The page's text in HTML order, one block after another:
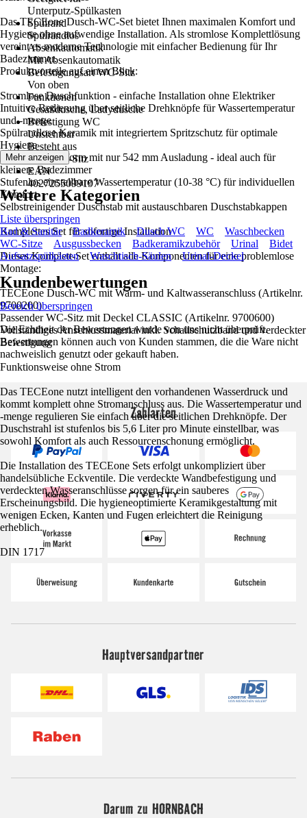
Unterputz-Spülkasten
Spülrand
Spülrandlos
Absenkautomatik
Mit Absenkautomatik
Befestigungsart WC-Sitz
Von oben
Funktionen
Gesäßdusche, Ladydusche
Befestigung WC
Unsichtbar
Besteht aus
WC, WC-Sitz
EAN
4027255099197
Das TECEone Dusch-WC-Set bietet Ihnen maximalen Komfort und
Hygiene ohne aufwendige Installation. Als stromlose Komplettlösung
vereint es moderne Technologie mit einfacher Bedienung für Ihr
Badezimmer.
Produktvorteile auf einen Blick:
Stromlose Duschfunktion - einfache Installation ohne Elektriker
Intuitive Bedienung über seitliche Drehknöpfe für Wassertemperatur
und -menge
Spülrandlose Keramik mit integriertem Spritzschutz für optimale
Hygiene
Kompakte Bauform mit nur 542 mm Ausladung - ideal auch für
kleinere Badezimmer
Stufenlos einstellbare Wassertemperatur (10-38 °C) für individuellen
Komfort
Selbstreinigender Duschstab mit austauschbaren Duschstabkappen
Komplettes Set für sofortige Installation
Dieses Komplett-Set enthält alle Komponenten für eine problemlose
Montage:
TECEone Dusch-WC mit Warm- und Kaltwasseranschluss (Artikelnr.
9700200)
Passender WC-Sitz mit Deckel CLASSIC (Artikelnr. 9700600)
Vollständiges Anschlussmaterial inkl. Schallschutzband und verdeckter
Befestigung
Funktionsweise ohne Strom
Das TECEone nutzt intelligent den vorhandenen Wasserdruck und
kommt komplett ohne Stromanschluss aus. Die Wassertemperatur und
-menge regulieren Sie einfach über die seitlichen Drehknöpfe. Der
Duschstrahl ist stufenlos bis 5,6 Liter pro Minute einstellbar, was
sowohl Komfort als auch Ressourcenschonung ermöglicht.
Die Installation des TECEone Sets erfolgt unkompliziert über
handelsübliche Eckventile. Die verdeckte Wandbefestigung und
verdeckten Wasseranschlüsse sorgen für ein sauberes
Erscheinungsbild. Die hygieneoptimierte Keramikgestaltung mit
wenigen Ecken, Kanten und Fugen erleichtert die Reinigung
erheblich.
DIN 1717
Mehr anzeigen
Weitere Kategorien
Liste überspringen
Bad & Sanitär
Badkeramik Dusch WC WC
Waschbecken
WC-Sitze
Ausgussbecken Badkeramikzubehör Urinal
Bidet
Aufsatzspülkästen
Waschtisch-Säulen Urinal-Deckel
Kundenbewertungen
Bereich überspringen
Die Echtheit der Bewertungen wurde von uns nicht überprüft.
Bewertungen können auch von Kunden stammen, die die Ware nicht
nachweislich genutzt oder gekauft haben.
Zahlarten
Hauptversandpartner
Darum zu HORNBACH